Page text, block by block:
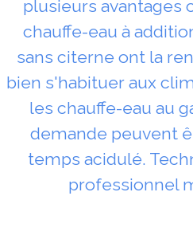
plusieurs avantages
chauffe-eau à
sans citerne ont la
bien s'habituer aux
les chauffe-eau au
demande peuvent
temps acidulé.
professionnel